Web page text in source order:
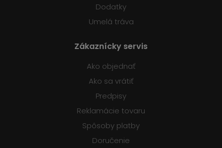
Dodatky
Umelá tráva
Zákaznícky servis
Ako objednať
Ako sa vrátiť
Predpisy
Reklamácie tovaru
Spôsoby platby
Doručenie